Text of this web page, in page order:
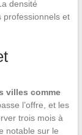
densité
professionnels et
villes comme
l’offre, et les
trois mois à
notable sur le